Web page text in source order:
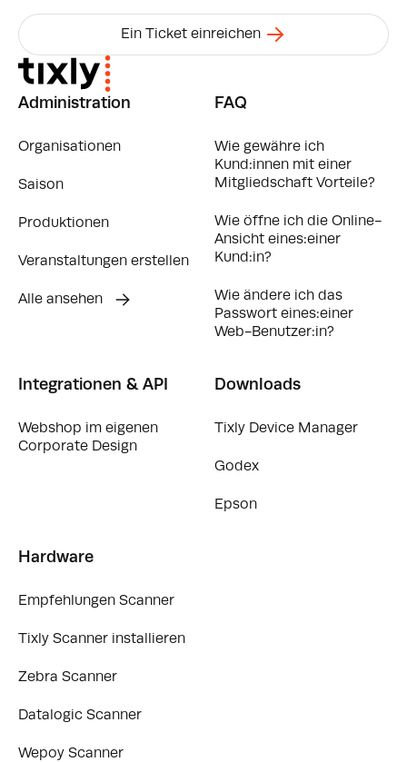
Ein Ticket einreichen
Administration
Organisationen
Saison
Produktionen
Veranstaltungen erstellen
Alle ansehen
FAQ
Wie gewähre ich
Kund:innen mit einer
Mitgliedschaft Vorteile?
Wie öffne ich die Online-
Ansicht eines:einer
Kund:in?
Wie ändere ich das
Passwort eines:einer
Web-Benutzer:in?
Integrationen & API
Webshop im eigenen
Corporate Design
Downloads
Tixly Device Manager
Godex
Epson
Hardware
Empfehlungen Scanner
Tixly Scanner installieren
Zebra Scanner
Datalogic Scanner
Wepoy Scanner